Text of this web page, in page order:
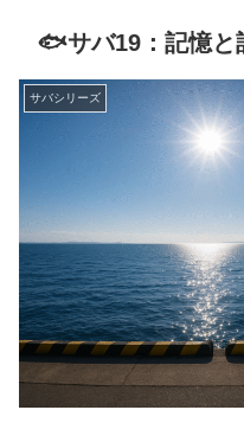
🐟サバ19：記憶
サバシリーズ